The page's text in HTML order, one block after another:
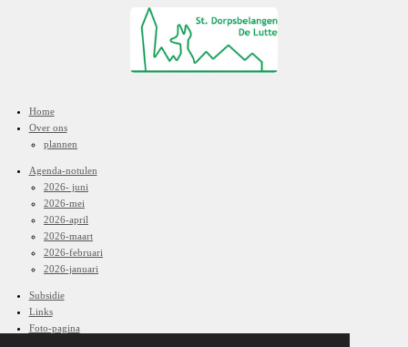
Home
Over ons
plannen
Agenda-notulen
2026- juni
2026-mei
2026-april
2026-maart
2026-februari
2026-januari
Subsidie
Links
Foto-pagina